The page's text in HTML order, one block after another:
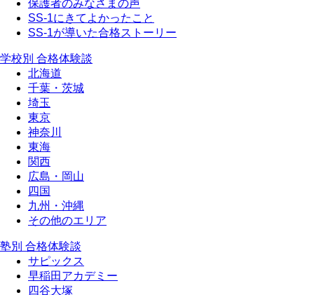
保護者のみなさまの声
SS-1にきてよかったこと
SS-1が導いた合格ストーリー
学校別 合格体験談
北海道
千葉・茨城
埼玉
東京
神奈川
東海
関西
広島・岡山
四国
九州・沖縄
その他のエリア
塾別 合格体験談
サピックス
早稲田アカデミー
四谷大塚